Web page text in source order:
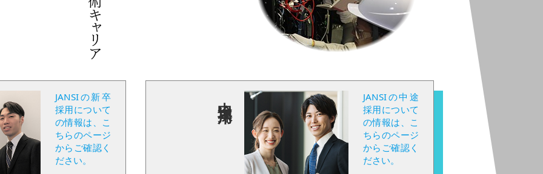
JANSIの新卒
採用について
の情報は、こ
ちらのページ
からご確認く
ださい。
JANSIの中途
採用について
の情報は、こ
ちらのページ
からご確認く
ださい。